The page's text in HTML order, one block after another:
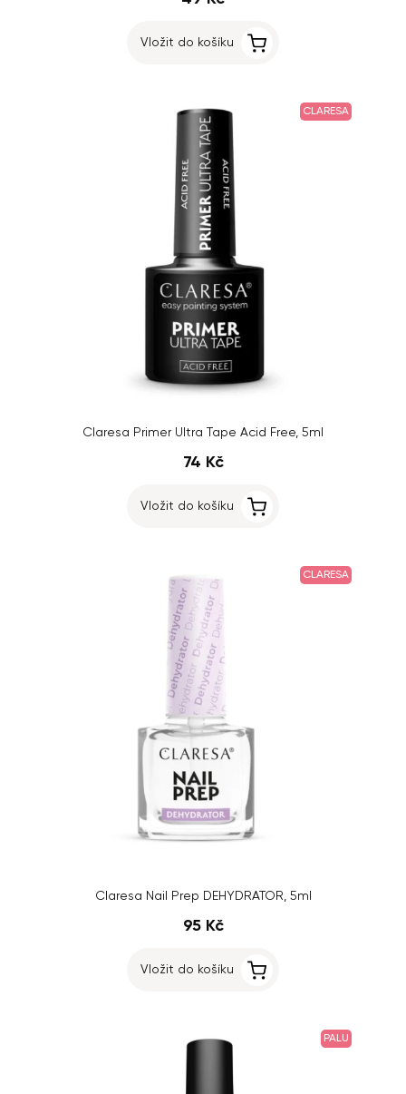
Vložit do košíku
CLARESA
Claresa Primer Ultra Tape Acid Free, 5ml
74 Kč
Vložit do košíku
CLARESA
Claresa Nail Prep DEHYDRATOR, 5ml
95 Kč
Vložit do košíku
PALU